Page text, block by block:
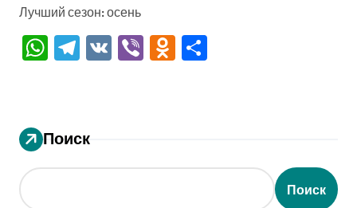
Лучший сезон: осень
WhatsApp
Telegram
VK ViberOdnoklassniki
Поиск
Поиск